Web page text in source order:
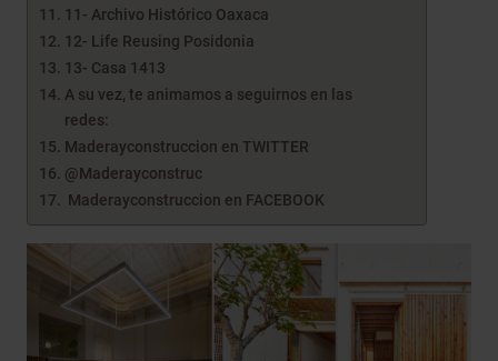
11- Archivo Histórico Oaxaca
12- Life Reusing Posidonia
13- Casa 1413
A su vez, te animamos a seguirnos en las
redes:
Maderayconstruccion en TWITTER
@Maderayconstruc
Maderayconstruccion en FACEBOOK